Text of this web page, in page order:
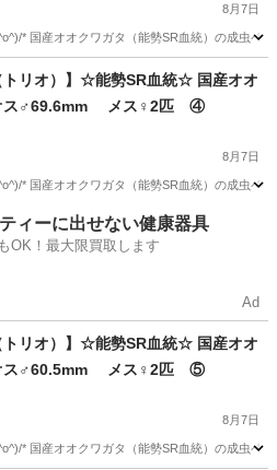
8月7日
* 国産オオクワガタ（能勢SR血統）の成虫
その他 能勢
トリオ）】☆能勢SR血統☆ 国産オオ
ス♂69.6mm メス♀2匹 ④
8月7日
* 国産オオクワガタ（能勢SR血統）の成虫
その他 能勢
ティーに出せない健康器具
OK！最大限買取します
Ad
トリオ）】☆能勢SR血統☆ 国産オオ
ス♂60.5mm メス♀2匹 ⑤
8月7日
* 国産オオクワガタ（能勢SR血統）の成虫